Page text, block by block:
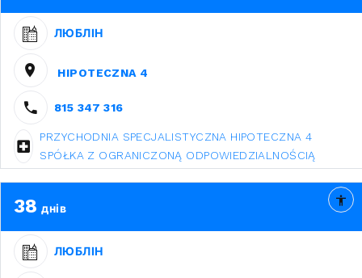
ЛЮБЛІН
HIPOTECZNA 4
815 347 316
PRZYCHODNIA SPECJALISTYCZNA HIPOTECZNA 4
SPÓŁKA Z OGRANICZONĄ ODPOWIEDZIALNOŚCIĄ
38 днів
ЛЮБЛІН